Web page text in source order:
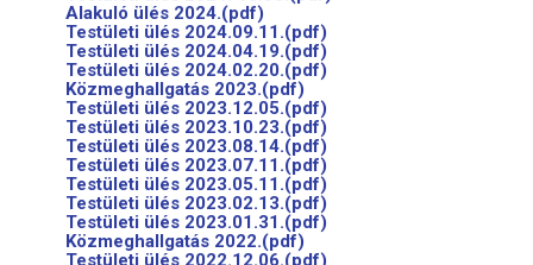
Alakuló ülés 2024.(pdf)
Testületi ülés 2024.09.11.(pdf)
Testületi ülés 2024.04.19.(pdf)
Testületi ülés 2024.02.20.(pdf)
Közmeghallgatás 2023.(pdf)
Testületi ülés 2023.12.05.(pdf)
Testületi ülés 2023.10.23.(pdf)
Testületi ülés 2023.08.14.(pdf)
Testületi ülés 2023.07.11.(pdf)
Testületi ülés 2023.05.11.(pdf)
Testületi ülés 2023.02.13.(pdf)
Testületi ülés 2023.01.31.(pdf)
Közmeghallgatás 2022.(pdf)
Testületi ülés 2022.12.06.(pdf)